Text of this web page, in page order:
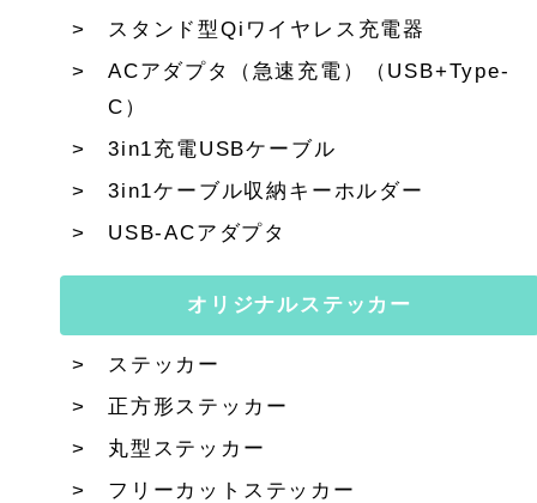
スタンド型Qiワイヤレス充電器
ACアダプタ（急速充電）（USB+Type-
C）
3in1充電USBケーブル
3in1ケーブル収納キーホルダー
USB-ACアダプタ
オリジナルステッカー
ステッカー
正方形ステッカー
丸型ステッカー
フリーカットステッカー